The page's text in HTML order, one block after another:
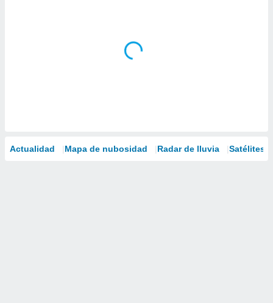
Actualidad Mapa de nubosidad Radar de lluvia Satélites